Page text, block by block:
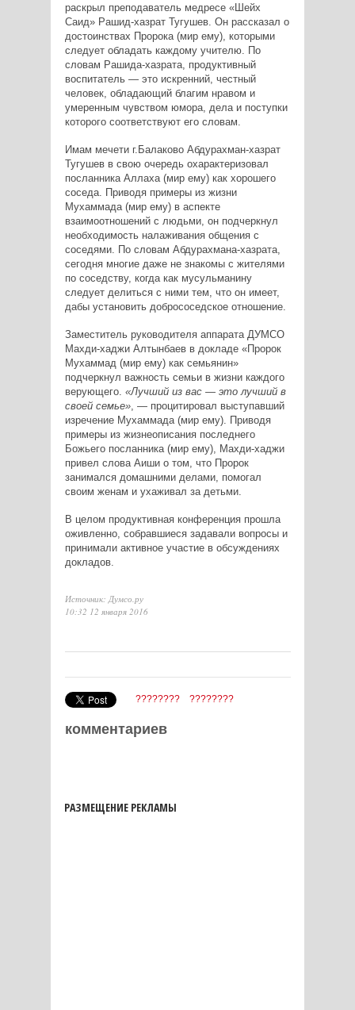
раскрыл преподаватель медресе «Шейх
Саид» Рашид-хазрат Тугушев. Он рассказал о
достоинствах Пророка (мир ему), которыми
следует обладать каждому учителю. По
словам Рашида-хазрата, продуктивный
воспитатель — это искренний, честный
человек, обладающий благим нравом и
умеренным чувством юмора, дела и поступки
которого соответствуют его словам.
Имам мечети г.Балаково Абдурахман-хазрат
Тугушев в свою очередь охарактеризовал
посланника Аллаха (мир ему) как хорошего
соседа. Приводя примеры из жизни
Мухаммада (мир ему) в аспекте
взаимоотношений с людьми, он подчеркнул
необходимость налаживания общения с
соседями. По словам Абдурахмана-хазрата,
сегодня многие даже не знакомы с жителями
по соседству, когда как мусульманину
следует делиться с ними тем, что он имеет,
дабы установить добрососедское отношение.
Заместитель руководителя аппарата ДУМСО
Махди-хаджи Алтынбаев в докладе «Пророк
Мухаммад (мир ему) как семьянин»
подчеркнул важность семьи в жизни каждого
верующего. «Лучший из вас — это лучший в
своей семье», — процитировал выступавший
изречение Мухаммада (мир ему). Приводя
примеры из жизнеописания последнего
Божьего посланника (мир ему), Махди-хаджи
привел слова Аиши о том, что Пророк
занимался домашними делами, помогал
своим женам и ухаживал за детьми.
В целом продуктивная конференция прошла
оживленно, собравшиеся задавали вопросы и
принимали активное участие в обсуждениях
докладов.
Источник: Думсо.ру
10:32 12 января 2016
???????? ????????
комментариев
РАЗМЕЩЕНИЕ РЕКЛАМЫ